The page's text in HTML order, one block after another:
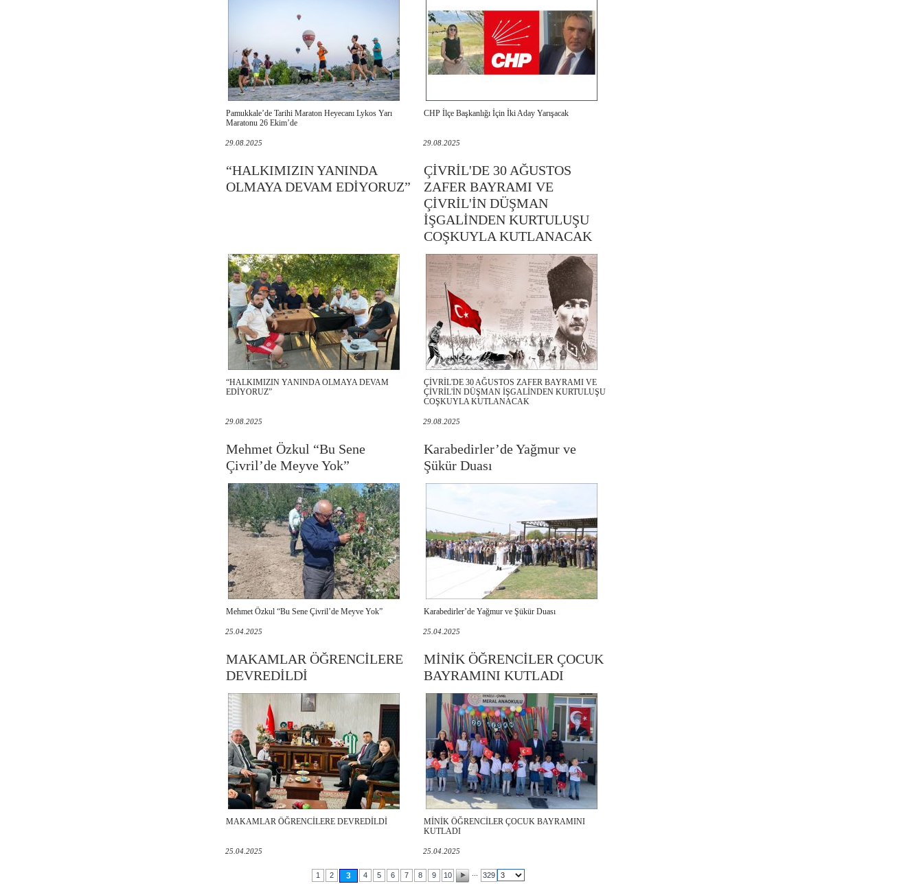
Pamukkale’de Tarihi Maraton Heyecanı Lykos Yarı
Maratonu 26 Ekim’de
CHP İlçe Başkanlığı İçin İki Aday Yarışacak
29.08.2025 29.08.2025
“HALKIMIZIN YANINDA
OLMAYA DEVAM EDİYORUZ”
ÇİVRİL'DE 30 AĞUSTOS
ZAFER BAYRAMI VE
ÇİVRİL'İN DÜŞMAN
İŞGALİNDEN KURTULUŞU
COŞKUYLA KUTLANACAK
“HALKIMIZIN YANINDA OLMAYA DEVAM
EDİYORUZ”
ÇİVRİL'DE 30 AĞUSTOS ZAFER BAYRAMI VE
ÇİVRİL'İN DÜŞMAN İŞGALİNDEN KURTULUŞU
COŞKUYLA KUTLANACAK
29.08.2025 29.08.2025
Mehmet Özkul “Bu Sene
Çivril’de Meyve Yok”
Karabedirler’de Yağmur ve
Şükür Duası
Mehmet Özkul “Bu Sene Çivril’de Meyve Yok” Karabedirler’de Yağmur ve Şükür Duası
25.04.2025 25.04.2025
MAKAMLAR ÖĞRENCİLERE
DEVREDİLDİ
MİNİK ÖĞRENCİLER ÇOCUK
BAYRAMINI KUTLADI
MAKAMLAR ÖĞRENCİLERE DEVREDİLDİ
MİNİK ÖĞRENCİLER ÇOCUK BAYRAMINI
KUTLADI
25.04.2025 25.04.2025
1 2 3 4 5 6 7 8 9 10 329